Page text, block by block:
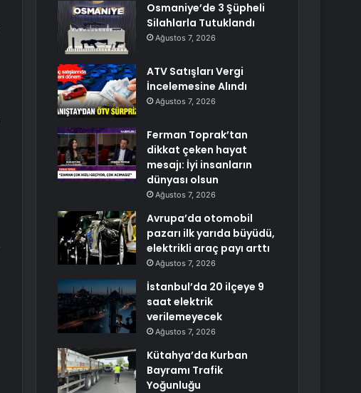
Osmaniye’de 3 Şüpheli
Silahlarla Tutuklandı
Ağustos 7, 2026
ATV Satışları Vergi
İncelemesine Alındı
Ağustos 7, 2026
Ferman Toprak’tan
dikkat çeken hayat
mesajı: İyi insanların
dünyası olsun
Ağustos 7, 2026
Avrupa’da otomobil
pazarı ilk yarıda büyüdü,
elektrikli araç payı arttı
Ağustos 7, 2026
İstanbul’da 20 ilçeye 9
saat elektrik
verilemeyecek
Ağustos 7, 2026
Kütahya’da Kurban
Bayramı Trafik
Yoğunluğu